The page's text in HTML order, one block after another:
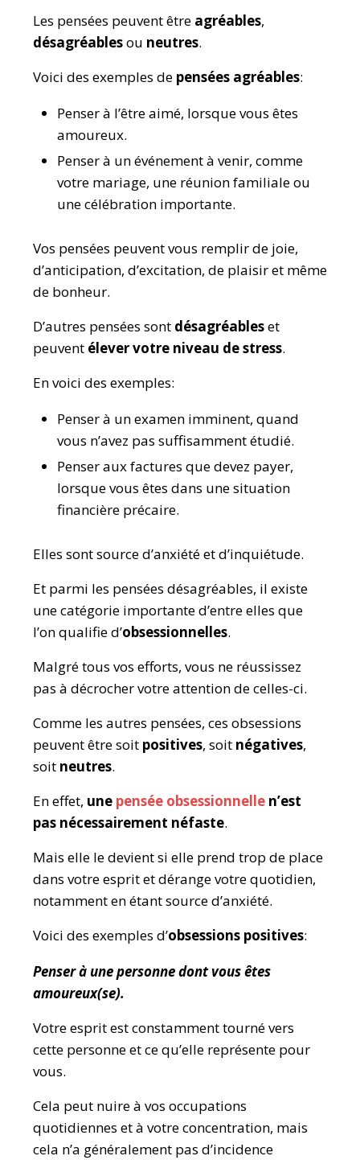
Les pensées peuvent être agréables,
désagréablesou neutres.
Voici des exemples de pensées agréables:
Penser à l’être aimé, lorsque vous êtes
amoureux.
Penser à un événement à venir, comme
votre mariage, une réunion familiale ou
une célébration importante.
Vos pensées peuvent vous remplir de joie,
d’anticipation, d’excitation, de plaisir et même
de bonheur.
D’autres pensées sont désagréableset
peuvent élever votre niveau de stress.
En voici des exemples:
Penser à un examen imminent, quand
vous n’avez pas suffisamment étudié.
Penser aux factures que devez payer,
lorsque vous êtes dans une situation
financière précaire.
Elles sont source d’anxiété et d’inquiétude.
Et parmi les pensées désagréables, il existe
une catégorie importante d’entre elles que
l’on qualifie d’obsessionnelles.
Malgré tous vos efforts, vous ne réussissez
pas à décrocher votre attention de celles-ci.
Comme les autres pensées, ces obsessions
peuvent être soit positives, soit négatives,
soit neutres.
En effet, une pensée obsessionnelle n’est
pas nécessairement néfaste.
Mais elle le devient si elle prend trop de place
dans votre esprit et dérange votre quotidien,
notamment en étant source d’anxiété.
Voici des exemples d’obsessions positives:
Penser à une personne dont vous êtes
amoureux(se).
Votre esprit est constamment tourné vers
cette personne et ce qu’elle représente pour
vous.
Cela peut nuire à vos occupations
quotidiennes et à votre concentration, mais
cela n’a généralement pas d’incidence